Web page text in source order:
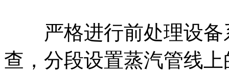
严格进行前处理设备
查，分段设置蒸汽管线